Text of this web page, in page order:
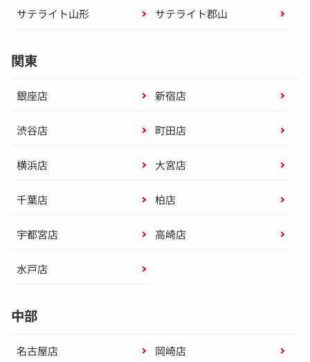
サテライト山形 サテライト郡山
関東
銀座店 新宿店
渋谷店 町田店
横浜店 大宮店
千葉店 柏店
宇都宮店 高崎店
水戸店
中部
名古屋店 岡崎店